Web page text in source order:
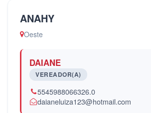
ANAHY
Oeste
DAIANE
VEREADOR(A)
5545988066326.0
daianeluiza123@hotmail.com